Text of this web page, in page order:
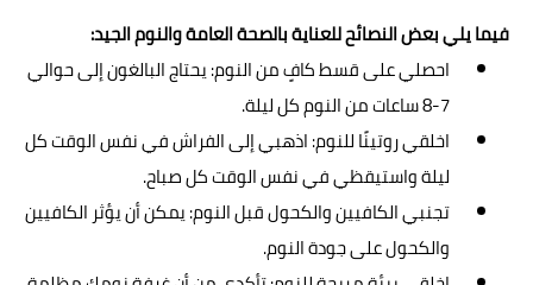
فيما يلي بعض النصائح للعناية بالصحة العامة والنوم الجيد:
احصلي على قسط كافٍ من النوم: يحتاج البالغون إلى حوالي
7-8 ساعات من النوم كل ليلة.
اخلقي روتينًا للنوم: اذهبي إلى الفراش في نفس الوقت كل
ليلة واستيقظي في نفس الوقت كل صباح.
تجنبي الكافيين والكحول قبل النوم: يمكن أن يؤثر الكافيين
والكحول على جودة النوم.